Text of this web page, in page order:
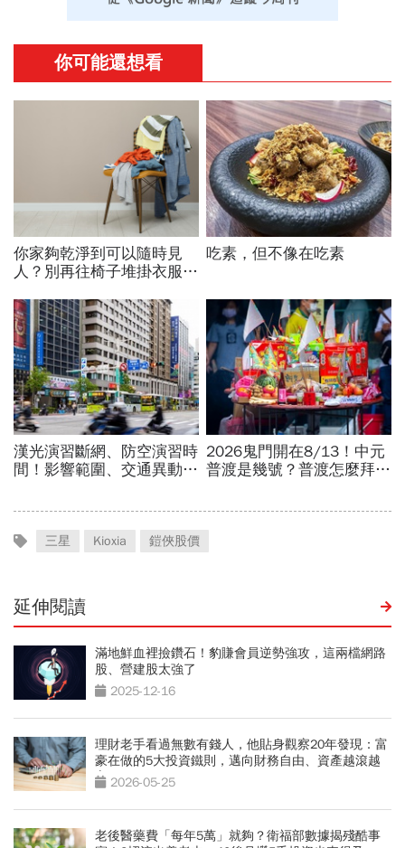
三星 Kioxia 鎧俠股價
延伸閱讀
滿地鮮血裡撿鑽石！豹賺會員逆勢強攻，這兩檔網路
股、營建股太強了
2025-12-16
理財老手看過無數有錢人，他貼身觀察20年發現：富
豪在做的5大投資鐵則，邁向財務自由、資產越滾越
富 2026-05-25
老後醫藥費「每年5萬」就夠？衛福部數據揭殘酷事